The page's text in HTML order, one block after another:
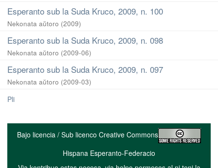
Esperanto sub la Suda Kruco, 2009, n. 100
Nekonata aŭtoro (2009)
Esperanto sub la Suda Kruco, 2009, n. 098
Nekonata aŭtoro (2009-06)
Esperanto sub la Suda Kruco, 2009, n. 097
Nekonata aŭtoro (2009-03)
Pli
Bajo licencia / Sub licenco Creative Commons
Hispana Esperanto-Federacio